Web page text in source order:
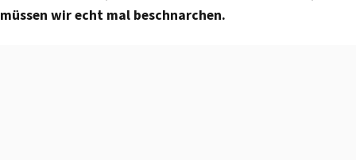
müssen wir echt mal beschnarchen.